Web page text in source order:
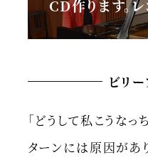
CD作ります。
ビリ
「どうして私こうなっ
ターンには原因があ